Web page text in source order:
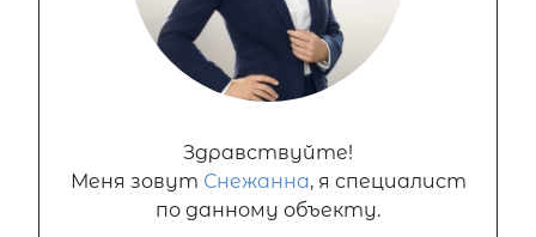
Здравствуйте!
Меня зовут Снежанна, я специалист
по данному объекту.